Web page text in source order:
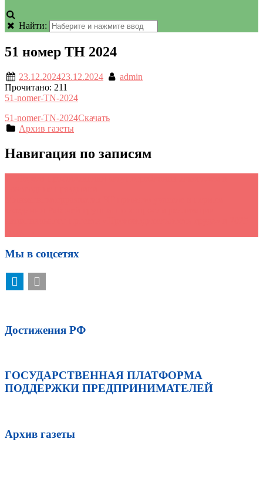
Найти:
51 номер ТН 2024
23.12.202423.12.2024
admin
Прочитано: 211
51-nomer-TN-2024
51-nomer-TN-2024Скачать
Архив газеты
Навигация по записям
Мы в соцсетях
Достижения РФ
ГОСУДАРСТВЕННАЯ ПЛАТФОРМА
ПОДДЕРЖКИ ПРЕДПРИНИМАТЕЛЕЙ
Архив газеты